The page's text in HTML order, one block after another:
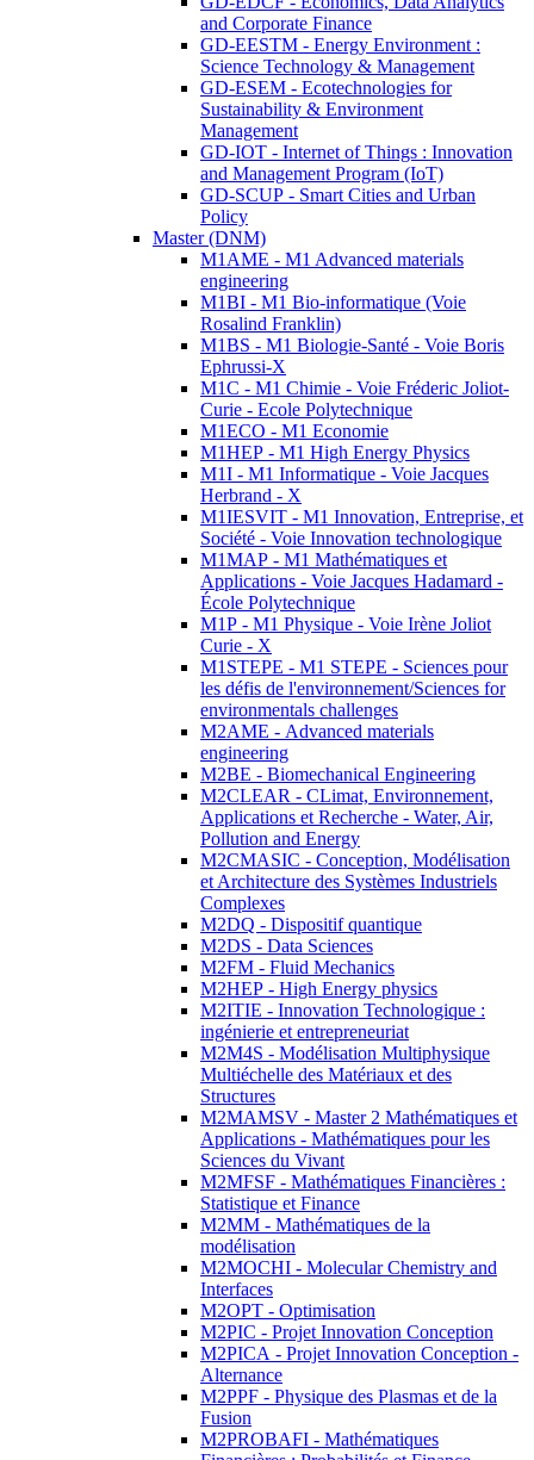
and Corporate Finance
GD-EESTM - Energy Environment :
Science Technology & Management
GD-ESEM - Ecotechnologies for
Sustainability & Environment
Management
GD-IOT - Internet of Things : Innovation
and Management Program (IoT)
GD-SCUP - Smart Cities and Urban
Policy
Master (DNM)
M1AME - M1 Advanced materials
engineering
M1BI - M1 Bio-informatique (Voie
Rosalind Franklin)
M1BS - M1 Biologie-Santé - Voie Boris
Ephrussi-X
M1C - M1 Chimie - Voie Fréderic Joliot-
Curie - Ecole Polytechnique
M1ECO - M1 Economie
M1HEP - M1 High Energy Physics
M1I - M1 Informatique - Voie Jacques
Herbrand - X
M1IESVIT - M1 Innovation, Entreprise, et
Société - Voie Innovation technologique
M1MAP - M1 Mathématiques et
Applications - Voie Jacques Hadamard -
École Polytechnique
M1P - M1 Physique - Voie Irène Joliot
Curie - X
M1STEPE - M1 STEPE - Sciences pour
les défis de l'environnement/Sciences for
environmentals challenges
M2AME - Advanced materials
engineering
M2BE - Biomechanical Engineering
M2CLEAR - CLimat, Environnement,
Applications et Recherche - Water, Air,
Pollution and Energy
M2CMASIC - Conception, Modélisation
et Architecture des Systèmes Industriels
Complexes
M2DQ - Dispositif quantique
M2DS - Data Sciences
M2FM - Fluid Mechanics
M2HEP - High Energy physics
M2ITIE - Innovation Technologique :
ingénierie et entrepreneuriat
M2M4S - Modélisation Multiphysique
Multiéchelle des Matériaux et des
Structures
M2MAMSV - Master 2 Mathématiques et
Applications - Mathématiques pour les
Sciences du Vivant
M2MFSF - Mathématiques Financières :
Statistique et Finance
M2MM - Mathématiques de la
modélisation
M2MOCHI - Molecular Chemistry and
Interfaces
M2OPT - Optimisation
M2PIC - Projet Innovation Conception
M2PICA - Projet Innovation Conception -
Alternance
M2PPF - Physique des Plasmas et de la
Fusion
M2PROBAFI - Mathématiques